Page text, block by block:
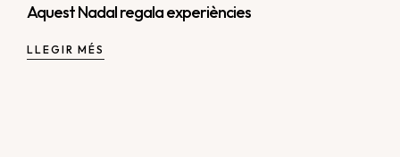
Aquest Nadal regala experiències
LLEGIR MÉS